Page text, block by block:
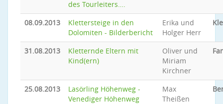
des Tourleiters….
08.09.2013
Klettersteige in den
Dolomiten - Bilderbericht
Erika und
Holger Herr
31.08.2013
Kletternde Eltern mit
Kind(ern)
Oliver und
Miriam
Kirchner
25.08.2013
Lasörling Höhenweg -
Venediger Höhenweg
Max
Theißen